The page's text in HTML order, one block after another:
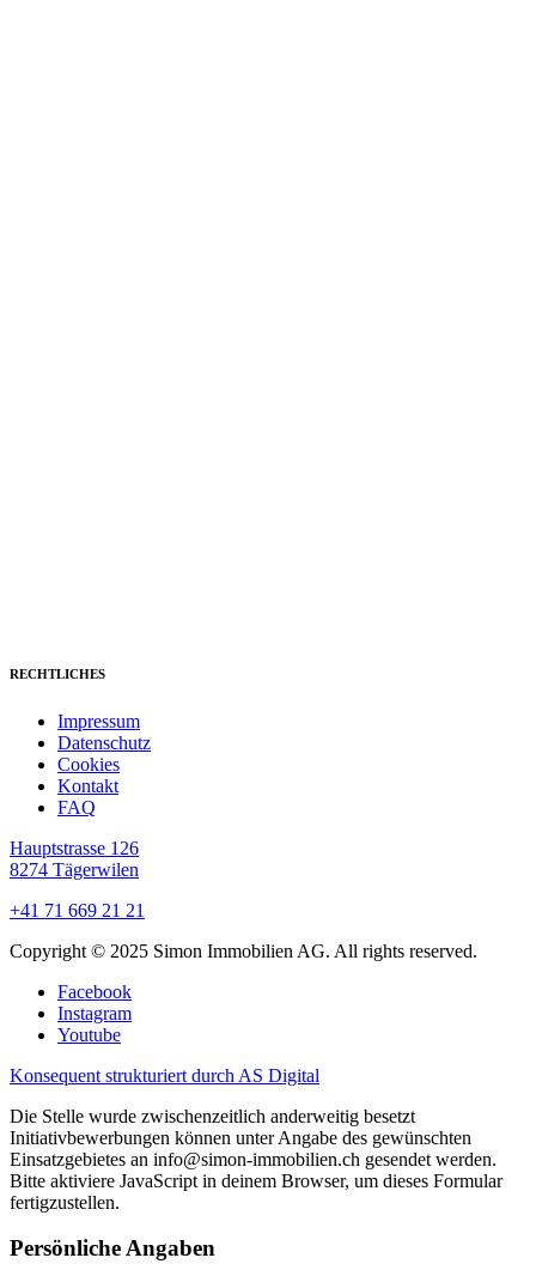
RECHTLICHES
Impressum
Datenschutz
Cookies
Kontakt
FAQ
Hauptstrasse 126
8274 Tägerwilen
+41 71 669 21 21
Copyright © 2025 Simon Immobilien AG. All rights reserved.
Facebook
Instagram
Youtube
Konsequent strukturiert durch AS Digital
Die Stelle wurde zwischenzeitlich anderweitig besetzt
Initiativbewerbungen können unter Angabe des gewünschten
Einsatzgebietes an info@simon-immobilien.ch gesendet werden.
Bitte aktiviere JavaScript in deinem Browser, um dieses Formular
fertigzustellen.
Persönliche Angaben